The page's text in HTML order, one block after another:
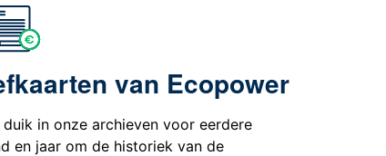
van Ecopower
in onze archieven voor eerdere
en jaar om de historiek van de